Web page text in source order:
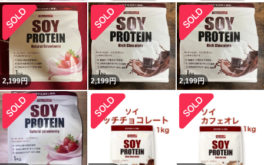
2,199円 2,199円 2,199円